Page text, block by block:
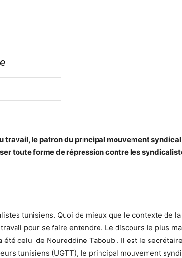
travail, le patron du principal mouvement
toute forme de répression contre les
tunisiens. Quoi de mieux que le contexte de la
pour se faire entendre. Le discours le plus
été celui de Noureddine Taboubi. Il est le secrétaire
tunisiens (UGTT), le principal mouvement